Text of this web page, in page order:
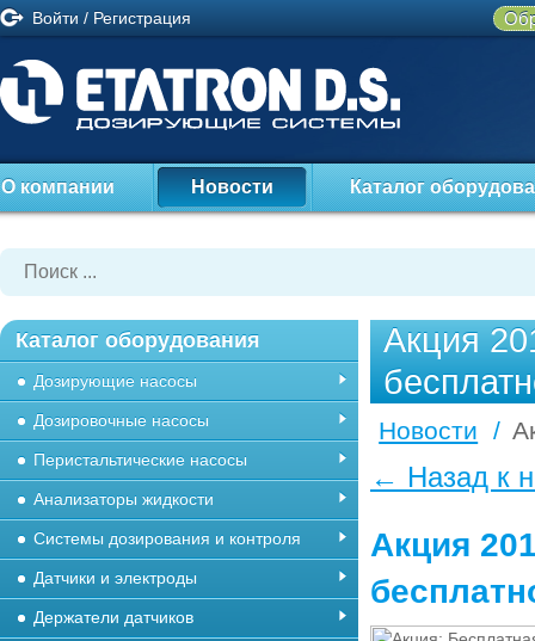
Войти / Регистрация
О компании Новости Каталог
Акция
Новости /
← Назад к
Акция
Каталог оборудования
Дозирующие насосы
Дозировочные насосы
Перистальтические насосы
Анализаторы жидкости
Системы дозирования и контроля
Датчики и электроды
Держатели датчиков